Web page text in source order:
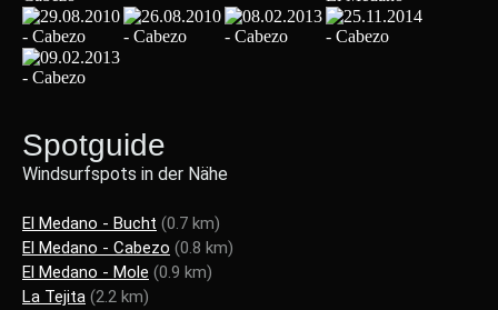
Spotguide
Windsurfspots in der Nähe
El Medano - Bucht (0.7 km)
El Medano - Cabezo (0.8 km)
El Medano - Mole (0.9 km)
La Tejita (2.2 km)